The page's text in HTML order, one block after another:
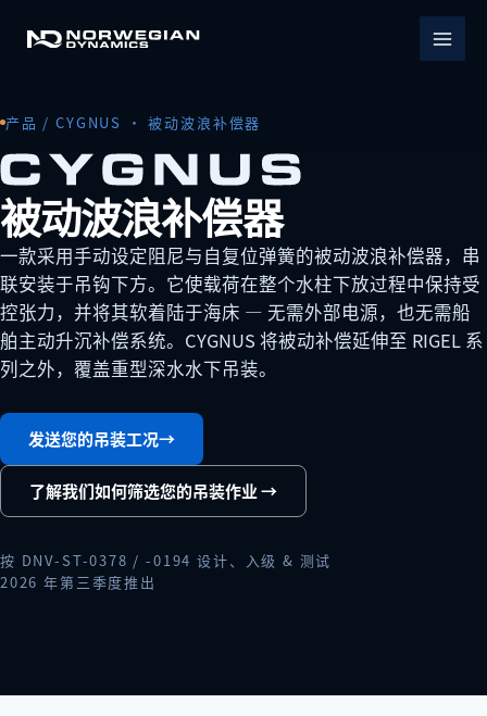
产品 / CYGNUS · 被动波浪补偿器
被动波浪补偿器
一款采用手动设定阻尼与自复位弹簧的被动波浪补偿器，串
联安装于吊钩下方。它使载荷在整个水柱下放过程中保持受
控张力，并将其软着陆于海床 — 无需外部电源，也无需船
舶主动升沉补偿系统。CYGNUS 将被动补偿延伸至 RIGEL 系
列之外，覆盖重型深水水下吊装。
发送您的吊装工况→
了解我们如何筛选您的吊装作业 →
按 DNV-ST-0378 / -0194 设计、入级 & 测试
2026 年第三季度推出